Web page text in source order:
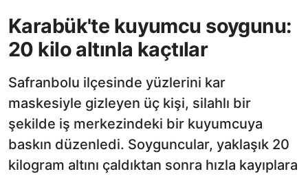
Karabük'te kuyumcu soygunu:
20 kilo altınla kaçtılar
Safranbolu ilçesinde yüzlerini kar
maskesiyle gizleyen üç kişi, silahlı bir
şekilde iş merkezindeki bir kuyumcuya
baskın düzenledi. Soyguncular, yaklaşık 20
kilogram altını çaldıktan sonra hızla kayıplara